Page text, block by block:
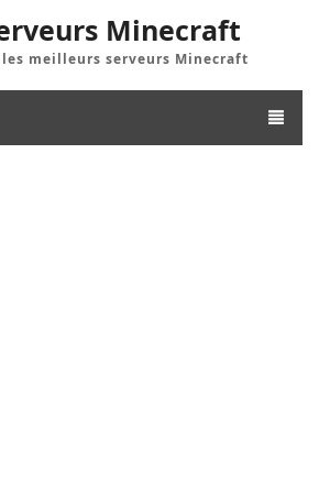
Minecraft
les meilleurs serveurs Minecraft